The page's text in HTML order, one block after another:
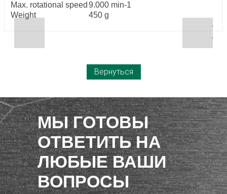
Max. rotational speed 9.000 min-1
Weight
450 g
Вернуться
МЫ ГОТОВЫ
ОТВЕТИТЬ НА
ЛЮБЫЕ ВАШИ
ВОПРОСЫ